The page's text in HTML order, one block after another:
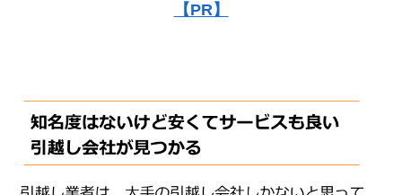
【PR】